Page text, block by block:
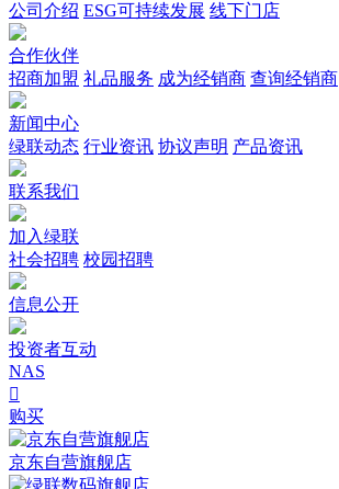
公司介绍 ESG可持续发展 线下门店
合作伙伴
招商加盟 礼品服务 成为经销商 查询经销商
新闻中心
绿联动态 行业资讯 协议声明 产品资讯
联系我们
加入绿联
社会招聘 校园招聘
信息公开
投资者互动
NAS

购买
京东自营旗舰店